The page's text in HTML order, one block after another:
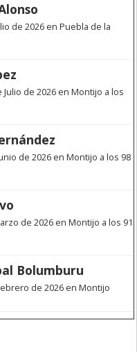
de 2026 en Puebla de la
de 2026 en Montijo a los
de 2026 en Montijo a los 98
de 2026 en Montijo a los 91
Bolumburu
de 2026 en Montijo